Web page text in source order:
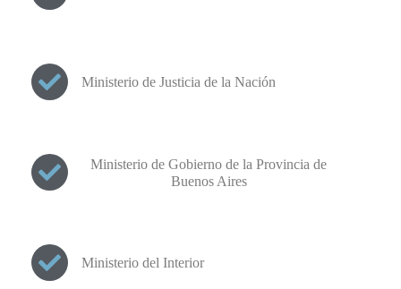
Ministerio de Justicia de la Nación
Ministerio de Gobierno de la Provincia de
Buenos Aires
Ministerio del Interior